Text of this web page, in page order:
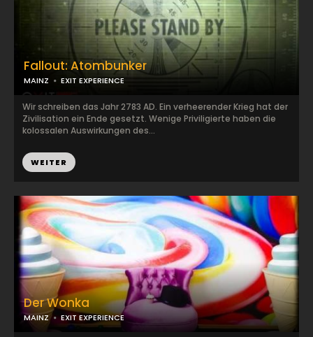
Fallout: Atombunker
MAINZ EXIT EXPERIENCE
Wir schreiben das Jahr 2783 AD. Ein verheerender Krieg hat der
Zivilisation ein Ende gesetzt. Wenige Priviligierte haben die
kolossalen Auswirkungen des...
WEITER
Der Wonka
MAINZ EXIT EXPERIENCE